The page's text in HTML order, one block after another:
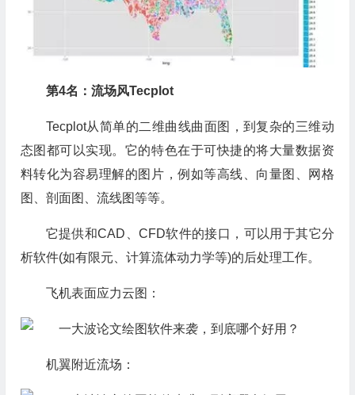
第4名：流场风Tecplot
Tecplot从简单的二维曲线曲面图，到复杂的三维动
态图都可以实现。它的特色在于可快捷的将大量数据资
料转化为容易理解的图片，例如等高线、向量图、网格
图、剖面图、流线图等等。
它提供和CAD、CFD软件的接口，可以用于其它分
析软件(如有限元、计算流体动力学等)的后处理工作。
飞机表面应力云图：
机翼附近流场：